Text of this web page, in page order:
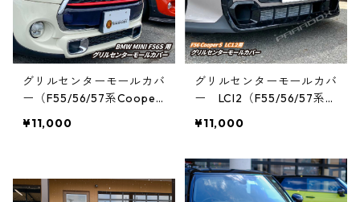
グリルセンターモールカバ
ー（F55/56/57系Cooper
¥11,000
グリルセンターモールカバ
ー LCI2（F55/56/57系C
¥11,000